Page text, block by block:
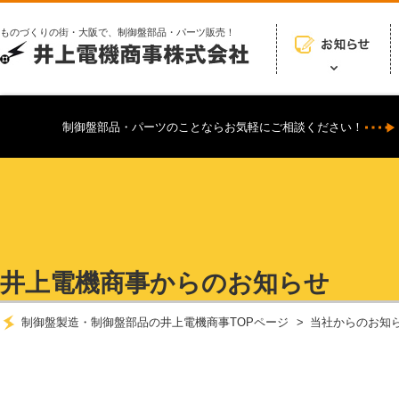
ものづくりの街・大阪で、制御盤部品・パーツ販売！
制御盤部品・パーツのことならお気軽にご相談ください！
井上電機商事からのお知らせ
制御盤製造・制御盤部品の井上電機商事TOPページ 当社からのお知